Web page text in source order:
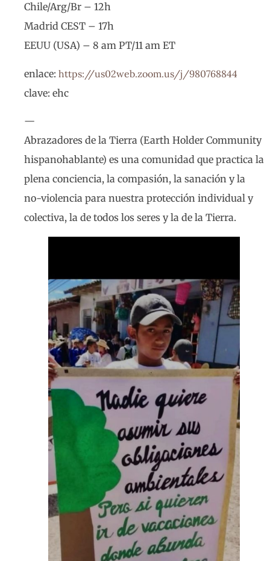
Chile/Arg/Br – 12h
Madrid CEST – 17h
EEUU (USA) – 8 am PT/11 am ET
enlace: https://us02web.zoom.us/j/980768844
clave: ehc
—
Abrazadores de la Tierra (Earth Holder Community
hispanohablante) es una comunidad que practica la
plena conciencia, la compasión, la sanación y la
no-violencia para nuestra protección individual y
colectiva, la de todos los seres y la de la Tierra.